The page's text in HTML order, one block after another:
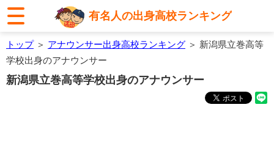
有名人の出身高校ランキング
トップ＞ アナウンサー出身高校ランキング ＞ 新潟県立巻高等
学校出身のアナウンサー
新潟県立巻高等学校出身のアナウンサー